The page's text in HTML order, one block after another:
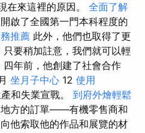
在來這裡的原因。 全面了解
啟了全國第一門本科程度的
推薦 此外，他們也取得了更
只要稍加註意，我們就可以輕
四年前，他創建了社會合作
坐月子中心 12 使用
和失業宣戰。 到府外燴輕鬆
方的訂單——有機零售商和
他索取他的作品和展覽的材